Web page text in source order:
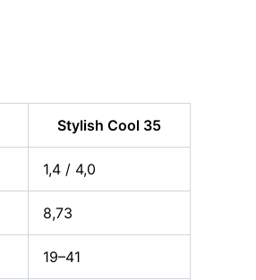
Stylish Cool 35
1,4 / 4,0
8,73
19–41